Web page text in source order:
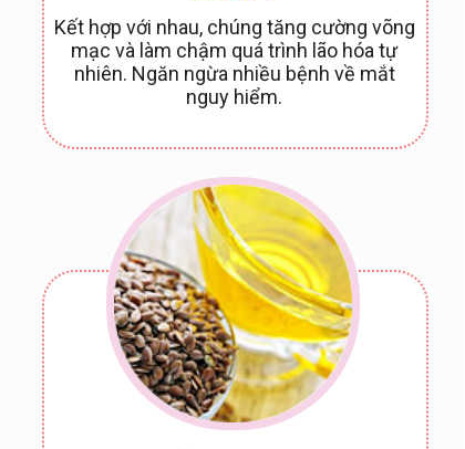
Kết hợp với nhau, chúng tăng cường võng
mạc và làm chậm quá trình lão hóa tự
nhiên. Ngăn ngừa nhiều bệnh về mắt
nguy hiểm.